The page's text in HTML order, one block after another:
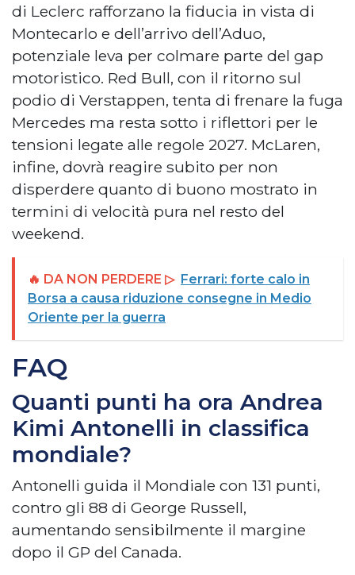
di Leclerc rafforzano la fiducia in vista di
Montecarlo e dell’arrivo dell’Aduo,
potenziale leva per colmare parte del gap
motoristico. Red Bull, con il ritorno sul
podio di Verstappen, tenta di frenare la fuga
Mercedes ma resta sotto i riflettori per le
tensioni legate alle regole 2027. McLaren,
infine, dovrà reagire subito per non
disperdere quanto di buono mostrato in
termini di velocità pura nel resto del
weekend.
🔥 DA NON PERDERE ▷ Ferrari: forte calo in
Borsa a causa riduzione consegne in Medio
Oriente per la guerra
FAQ
Quanti punti ha ora Andrea
Kimi Antonelli in classifica
mondiale?
Antonelli guida il Mondiale con 131 punti,
contro gli 88 di George Russell,
aumentando sensibilmente il margine
dopo il GP del Canada.